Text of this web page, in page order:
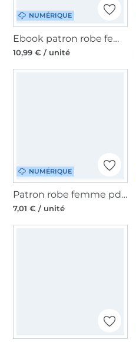
NUMÉRIQUE
Ebook patron robe femme Perla La Bavarese, en allemand
10,99 € / unité
NUMÉRIQUE
Patron robe femme pdf Ballerina-Kleid AnniNanni, en allemand
7,01 € / unité